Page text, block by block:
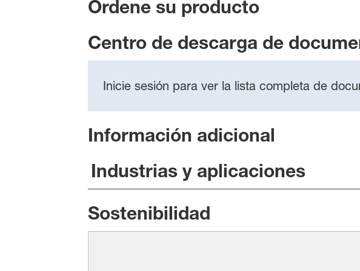
Ordene su producto
Centro de descarga de
Inicie sesión para ver la lista completa de
Información adicional
Industrias y aplicaciones
Sostenibilidad